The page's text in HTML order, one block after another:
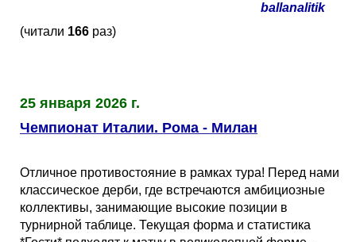
ballanalitik
(читали 166 раз)
25 января 2026 г.
Чемпионат Италии. Рома - Милан
Отличное противостояние в рамках тура! Перед нами
классическое дерби, где встречаются амбициозные
коллективы, занимающие высокие позиции в
турнирной таблице. Текущая форма и статистика